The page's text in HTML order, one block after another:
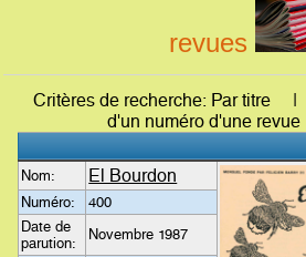
revues
Critères de recherche: Par titre
d'un numéro d'une revue
Nom: El Bourdon
Numéro:
400
Date de
parution:
Novembre 1987